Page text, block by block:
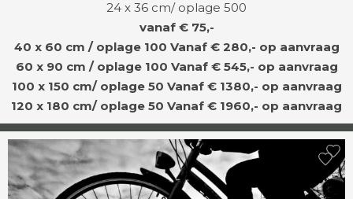
24 x 36 cm/ oplage 500
vanaf € 75,-
40 x 60 cm / oplage 100 Vanaf € 280,- op aanvraag
60 x 90 cm / oplage 100 Vanaf € 545,- op aanvraag
100 x 150 cm/ oplage 50 Vanaf € 1380,- op aanvraag
120 x 180 cm/ oplage 50 Vanaf € 1960,- op aanvraag